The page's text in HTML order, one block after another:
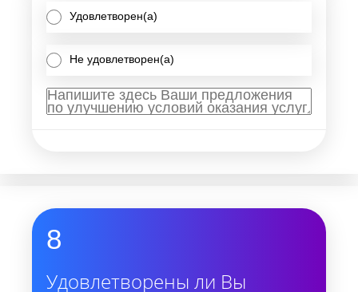
Удовлетворен(а)
Не удовлетворен(а)
8
Удовлетворены ли Вы